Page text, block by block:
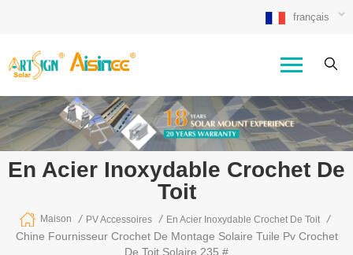
français
En Acier Inoxydable Crochet De
Toit
Maison / PV Accessoires / En Acier Inoxydable Crochet De Toit
/
Chine Fournisseur Crochet De Montage Solaire Tuile Pv Crochet
De Toit Solaire 235 #